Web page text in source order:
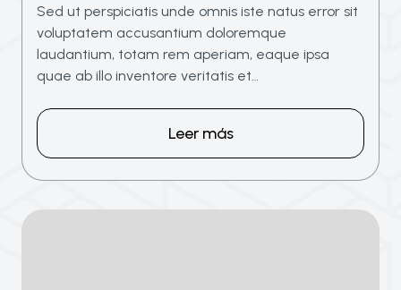
Sed ut perspiciatis unde omnis iste natus error sit
voluptatem accusantium doloremque
laudantium, totam rem aperiam, eaque ipsa
quae ab illo inventore veritatis et…
Leer más